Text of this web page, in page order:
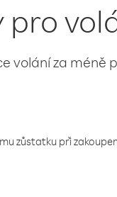
pro
volání za méně
zůstatku při